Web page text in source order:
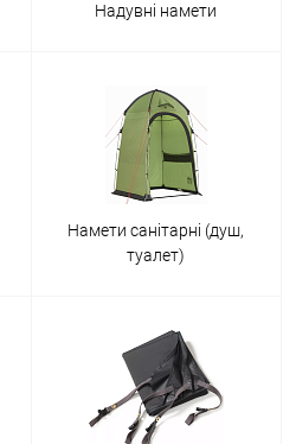
Надувні намети
Намети санітарні (душ,
туалет)